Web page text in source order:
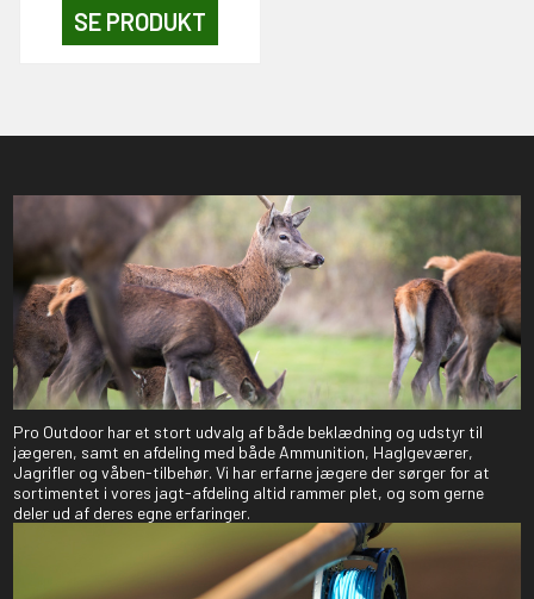
SE PRODUKT
Pro Outdoor har et stort udvalg af både beklædning og udstyr til
jægeren, samt en afdeling med både Ammunition, Haglgeværer,
Jagrifler og våben-tilbehør. Vi har erfarne jægere der sørger for at
sortimentet i vores jagt-afdeling altid rammer plet, og som gerne
deler ud af deres egne erfaringer.